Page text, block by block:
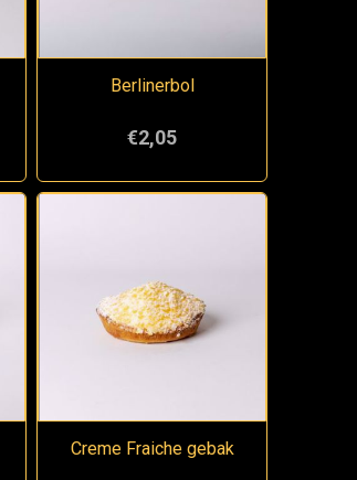
Berlinerbol
€2,05
Creme Fraiche gebak